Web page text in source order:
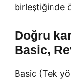
birleştiğinde
Doğru
Basic,
Basic (Tek